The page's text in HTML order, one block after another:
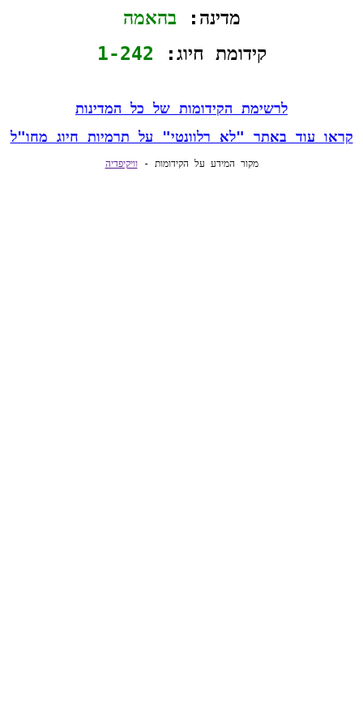
מדינה: בהאמה
קידומת חיוג: 1-242
לרשימת הקידומות של כל המדינות
קראו עוד באתר "לא רלוונטי" על תרמיות חיוג מחו"ל
מקור המידע על הקידומות - וויקיפדיה